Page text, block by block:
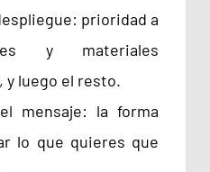
prioridad a
y materiales
y luego el resto.
mensaje: la forma
lo que quieres que